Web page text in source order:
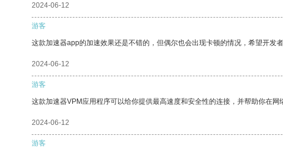
2024-06-12
游客
这款加速器app的加速效果还是不错的，但偶尔也会出现卡顿的情况，希望开发者
2024-06-12
游客
这款加速器VPM应用程序可以给你提供最高速度和安全性的连接，并帮助你在网
2024-06-12
游客